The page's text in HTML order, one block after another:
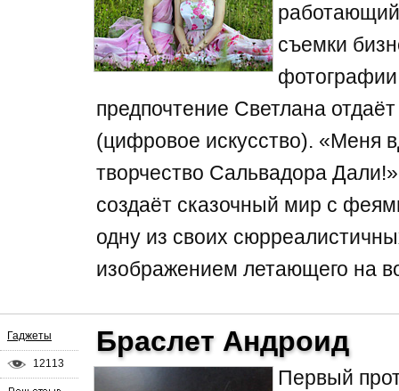
съемки
предпочтение Светлана
(цифровое искусство). «Меня
творчество Сальвадора
создаёт сказочный мир с
одну из своих
изображением летающего на
Гаджеты
12113
Браслет Андроид
Первый